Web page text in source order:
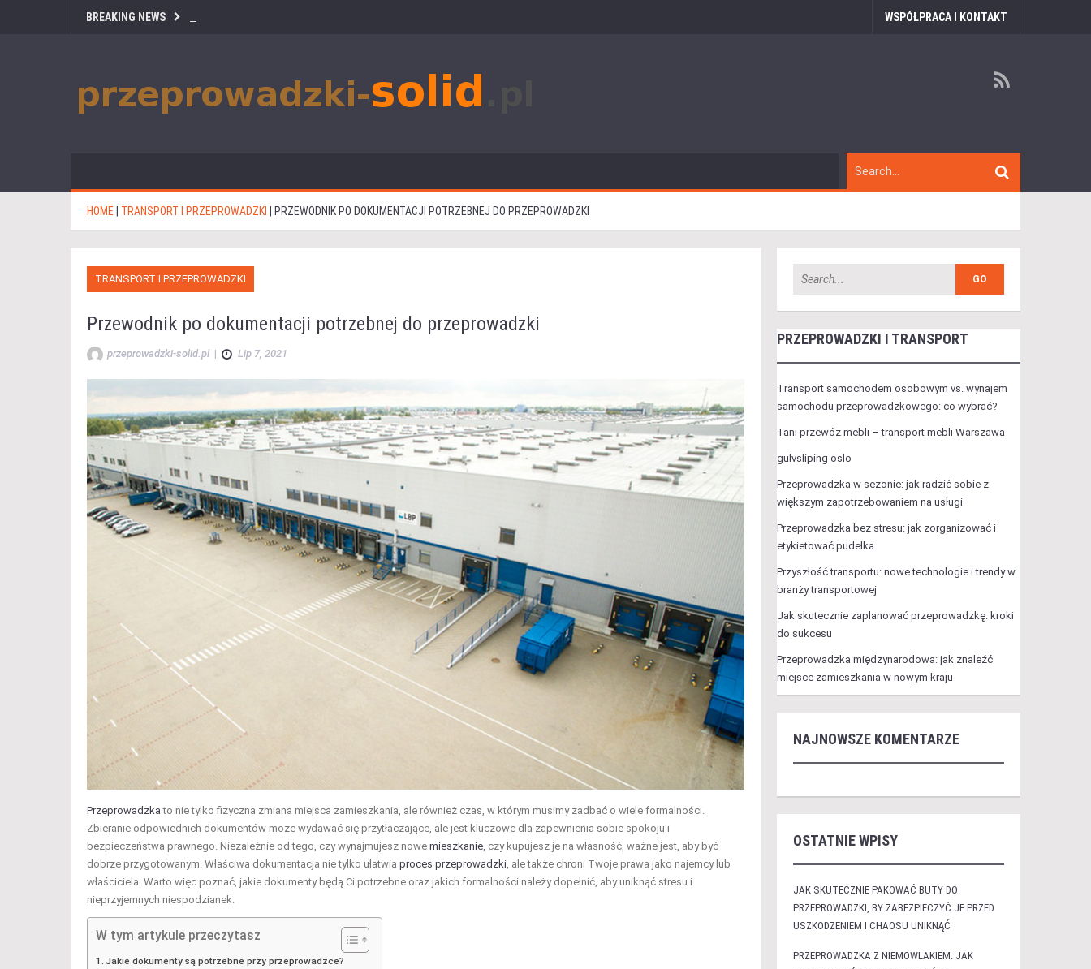
BREAKING NEWS WSPÓŁPRACA I KONTAKT
HOME TRANSPORT I PRZEPROWADZKI PRZEWODNIK PO DOKUMENTACJI POTRZEBNEJ DO PRZEPROWADZKI
TRANSPORT I PRZEPROWADZKI
Przewodnik po dokumentacji potrzebnej do przeprowadzki
przeprowadzki-solid.pl | Lip 7, 2021
Przeprowadzka to nie tylko fizyczna zmiana miejsca zamieszkania, ale również czas, w którym musimy zadbać o wiele formalności.
Zbieranie odpowiednich dokumentów może wydawać się przytłaczające, ale jest kluczowe dla zapewnienia sobie spokoju i
bezpieczeństwa prawnego. Niezależnie od tego, czy wynajmujesz nowe mieszkanie, czy kupujesz je na własność, ważne jest, aby być
dobrze przygotowanym. Właściwa dokumentacja nie tylko ułatwia proces przeprowadzki, ale także chroni Twoje prawa jako najemcy lub
właściciela. Warto więc poznać, jakie dokumenty będą Ci potrzebne oraz jakich formalności należy dopełnić, aby uniknąć stresu i
nieprzyjemnych niespodzianek.
W tym artykule przeczytasz
Jakie dokumenty są potrzebne przy przeprowadzce?
PRZEPROWADZKI I TRANSPORT
Transport samochodem osobowym vs. wynajem
samochodu przeprowadzkowego: co wybrać?
Tani przewóz mebli – transport mebli Warszawa
gulvsliping oslo
Przeprowadzka w sezonie: jak radzić sobie z
większym zapotrzebowaniem na usługi
Przeprowadzka bez stresu: jak zorganizować i
etykietować pudełka
Przyszłość transportu: nowe technologie i trendy w
branży transportowej
Jak skutecznie zaplanować przeprowadzkę: kroki
do sukcesu
Przeprowadzka międzynarodowa: jak znaleźć
miejsce zamieszkania w nowym kraju
NAJNOWSZE KOMENTARZE
OSTATNIE WPISY
JAK SKUTECZNIE PAKOWAĆ BUTY DO
PRZEPROWADZKI, BY ZABEZPIECZYĆ JE PRZED
USZKODZENIEM I CHAOSU UNIKNĄĆ
PRZEPROWADZKA Z NIEMOWLAKIEM: JAK